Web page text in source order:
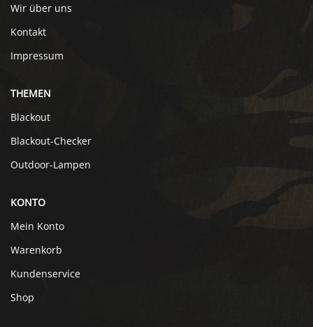
Wir über uns
Kontakt
Impressum
THEMEN
Blackout
Blackout-Checker
Outdoor-Lampen
KONTO
Mein Konto
Warenkorb
Kundenservice
Shop